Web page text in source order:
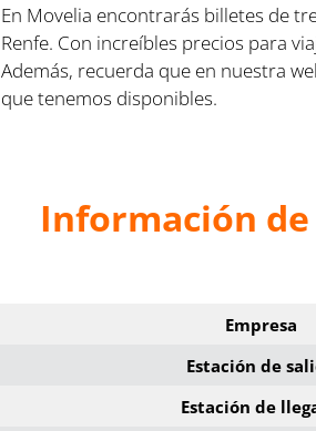
En Movelia encontrarás billetes de
Renfe. Con increíbles precios para
Además, recuerda que en nuestra
que tenemos disponibles.
Información
Empresa
Estación de
Estación de